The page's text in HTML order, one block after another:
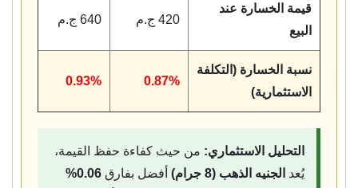
قيمة الخسارة عند
البيع
420 ج.م 640 ج.م
نسبة الخسارة (التكلفة
الاستثمارية)
0.87%
0.93%
التحليل الاستثماري: من حيث كفاءة حفظ القيمة،
يُعد الجنيه الذهب (8 جرام) أفضل بفارق 0.06%